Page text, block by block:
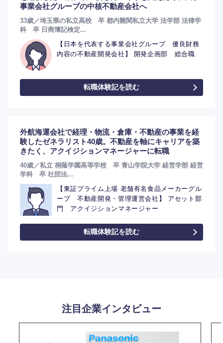
選択する
選択する
選択する
選択する
事業会社グループの中核不動産会社へ
33歳／埼玉県の私立高校 卒 都内難関私立大学 法学部 法律学
科 卒 日商簿記検定...
【日本を代表する事業会社グループ 優良財務
内容の不動産開発会社】 開発企画部 総合職
転職体験記を読む
外航海運会社で経理・物流・倉庫・不動産の事業を経
験したゼネラリスト40歳。不動産を軸にキャリアを築
きたく、アクイジションマネージャーに転職
40歳／私立 桐蔭学園高等学校 卒 青山学院大学 経営学部 経営
学科 卒 社団法...
【東証プライム上場 老舗有名食品メーカーグル
ープ 不動産開発・管理運営会社】 アセット部
門 アクイジションマネージャー
転職体験記を読む
注目企業インタビュー